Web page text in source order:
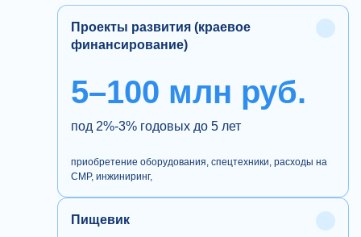
Проекты развития (краевое
финансирование)
5–100 млн руб.
под 2%-3% годовых до 5 лет
приобретение оборудования, спецтехники, расходы на
СМР, инжиниринг,
Пищевик